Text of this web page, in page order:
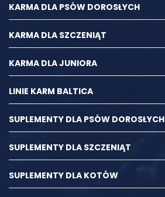
KARMA DLA PSÓW DOROSŁYCH
KARMA DLA SZCZENIĄT
KARMA DLA JUNIORA
LINIE KARM BALTICA
SUPLEMENTY DLA PSÓW DOROSŁYCH
SUPLEMENTY DLA SZCZENIĄT
SUPLEMENTY DLA KOTÓW